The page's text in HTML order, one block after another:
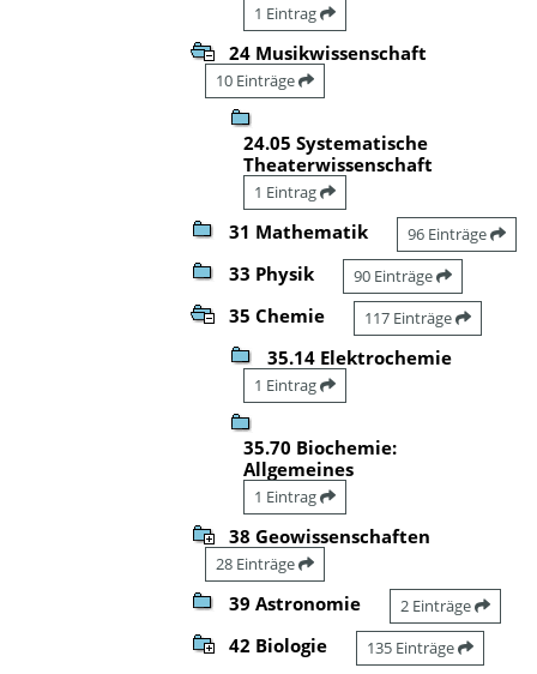
1 Eintrag
24 Musikwissenschaft
10 Einträge
24.05 Systematische
Theaterwissenschaft
1 Eintrag
31 Mathematik 96 Einträge
33 Physik 90 Einträge
35 Chemie 117 Einträge
35.14 Elektrochemie
1 Eintrag
35.70 Biochemie:
Allgemeines
1 Eintrag
38 Geowissenschaften
28 Einträge
39 Astronomie 2 Einträge
42 Biologie 135 Einträge